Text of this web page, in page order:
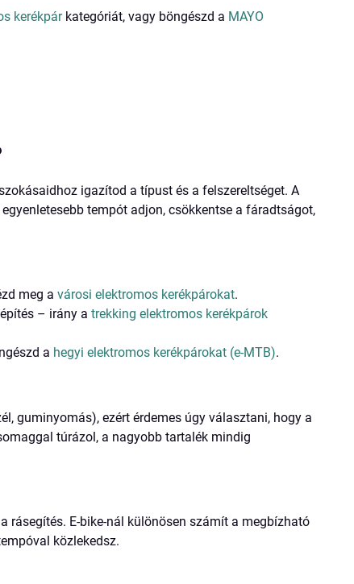
kerékpárkategóriát, vagy böngészd a MAYO
igazítod a típust és a felszereltséget. A
egyenletesebb tempót adjon, csökkentse a fáradtságot,
meg avárosi elektromos kerékpárokat.
– irány atrekking elektromos kerékpárok
a hegyi elektromos kerékpárokat (e-MTB).
guminyomás), ezért érdemes úgy választani, hogy a
túrázol, a nagyobb tartalék mindig
E-bike-nál különösen számít a megbízható
közlekedsz.